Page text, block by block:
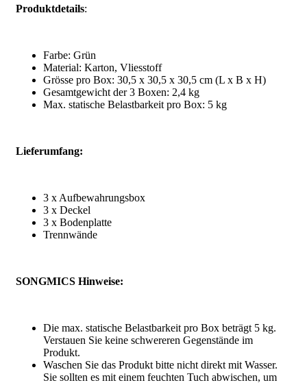
Produktdetails:
Farbe: Grün
Material: Karton, Vliesstoff
Grösse pro Box: 30,5 x 30,5 x 30,5 cm (L x B x H)
Gesamtgewicht der 3 Boxen: 2,4 kg
Max. statische Belastbarkeit pro Box: 5 kg
Lieferumfang:
3 x Aufbewahrungsbox
3 x Deckel
3 x Bodenplatte
Trennwände
SONGMICS Hinweise:
Die max. statische Belastbarkeit pro Box beträgt 5 kg.
Verstauen Sie keine schwereren Gegenstände im
Produkt.
Waschen Sie das Produkt bitte nicht direkt mit Wasser.
Sie sollten es mit einem feuchten Tuch abwischen, um